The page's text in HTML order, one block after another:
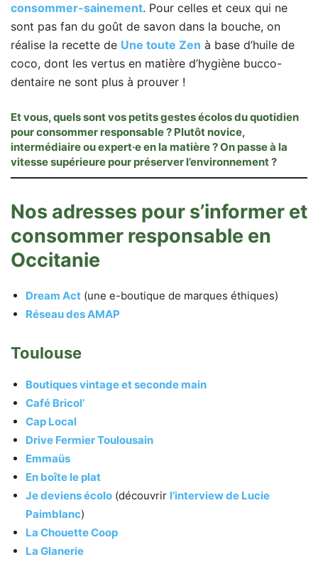
consommer-sainement. Pour celles et ceux qui ne
sont pas fan du goût de savon dans la bouche, on
réalise la recette de Une toute Zen à base d’huile de
coco, dont les vertus en matière d’hygiène bucco-
dentaire ne sont plus à prouver !
Et vous, quels sont vos petits gestes écolos du quotidien
pour consommer responsable ? Plutôt novice,
intermédiaire ou expert·e en la matière ? On passe à la
vitesse supérieure pour préserver l’environnement ?
Nos adresses pour s’informer et
consommer responsable en
Occitanie
Dream Act (une e-boutique de marques éthiques)
Réseau des AMAP
Toulouse
Boutiques vintage et seconde main
Café Bricol’
Cap Local
Drive Fermier Toulousain
Emmaüs
En boîte le plat
Je deviens écolo (découvrir l’interview de Lucie
Paimblanc)
La Chouette Coop
La Glanerie